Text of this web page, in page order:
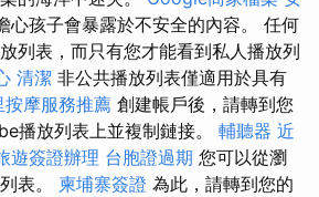
心孩子會暴露於不安全的內容。 任何
列表，而只有您才能看到私人播放列
清潔 非公共播放列表僅適用於具有
按摩服務推薦 創建帳戶後，請轉到您
播放列表上並複制鏈接。 輔聽器 近
遊簽證辦理 台胞證過期 您可以從瀏
表。 柬埔寨簽證 為此，請轉到您的